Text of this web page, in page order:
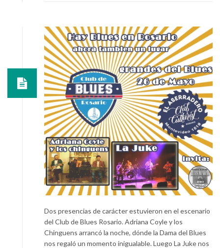
Dos presencias de carácter estuvieron en el escenario
del Club de Blues Rosario. Adriana Coyle y los
Chinguens arrancó la noche, dónde la Dama del Blues
nos regaló un momento inigualable. Luego La Juke nos